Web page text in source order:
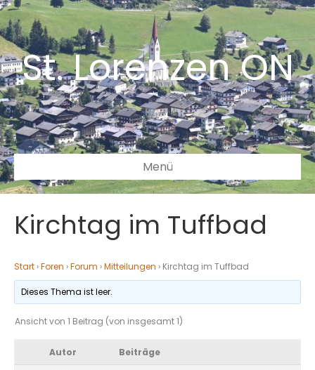
St. Lorenzen ON
Menü
Kirchtag im Tuffbad
Start ›Foren ›Forum ›Mitteilungen › Kirchtag im Tuffbad
Dieses Thema ist leer.
Ansicht von 1 Beitrag (von insgesamt 1)
Autor Beiträge